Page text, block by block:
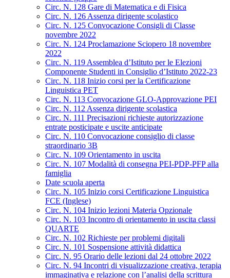
Circ. N. 128 Gare di Matematica e di Fisica
Circ. N. 126 Assenza dirigente scolastico
Circ. N. 125 Convocazione Consigli di Classe
novembre 2022
Circ. N. 124 Proclamazione Sciopero 18 novembre
2022
Circ. N. 119 Assemblea d’Istituto per le Elezioni
Componente Studenti in Consiglio d’Istituto 2022-23
Circ. N. 118 Inizio corsi per la Certificazione
Linguistica PET
Circ. N. 113 Convocazione GLO-Approvazione PEI
Circ. N. 112 Assenza dirigente scolastica
Circ. N. 111 Precisazioni richieste autorizzazione
entrate posticipate e uscite anticipate
Circ. N. 110 Convocazione consiglio di classe
straordinario 3B
Circ. N. 109 Orientamento in uscita
Circ. N. 107 Modalità di consegna PEI-PDP-PFP alla
famiglia
Date scuola aperta
Circ. N. 105 Inizio corsi Certificazione Linguistica
FCE (Inglese)
Circ. N. 104 Inizio lezioni Materia Opzionale
Circ. N. 103 Incontro di orientamento in uscita classi
QUARTE
Circ. N. 102 Richieste per problemi digitali
Circ. N. 101 Sospensione attività didattica
Circ. N. 95 Orario delle lezioni dal 24 ottobre 2022
Circ. N. 94 Incontri di visualizzazione creativa, terapia
immaginativa e relazione con l’analisi della scrittura